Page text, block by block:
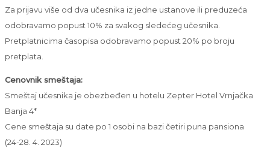
Za prijavu više od dva učesnika iz jedne ustanove ili preduzeća
odobravamo popust 10% za svakog sledećeg učesnika.
Pretplatnicima časopisa odobravamo popust 20% po broju
pretplata.
Cenovnik smeštaja:
Smeštaj učesnika je obezbeđen u hotelu Zepter Hotel Vrnjačka
Banja 4*
Cene smeštaja su date po 1 osobi na bazi četiri puna pansiona
(24-28. 4. 2023)